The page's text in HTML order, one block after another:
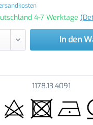
4-7 Werktage
In den
1178.13.4091